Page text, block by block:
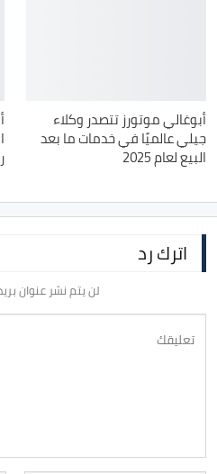
أبوغالي موتورز تتصدر وكلاء
جيلي عالميًا في خدمات ما بعد
البيع لعام 2025
اترك رد
لن يتم نشر عنوان